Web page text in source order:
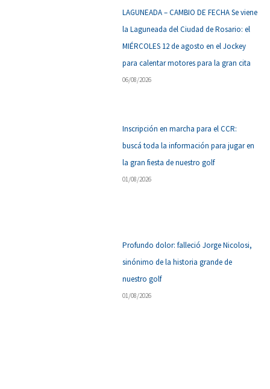
LAGUNEADA – CAMBIO DE FECHA Se viene
la Laguneada del Ciudad de Rosario: el
MIÉRCOLES 12 de agosto en el Jockey
para calentar motores para la gran cita
06/08/2026
Inscripción en marcha para el CCR:
buscá toda la información para jugar en
la gran fiesta de nuestro golf
01/08/2026
Profundo dolor: falleció Jorge Nicolosi,
sinónimo de la historia grande de
nuestro golf
01/08/2026